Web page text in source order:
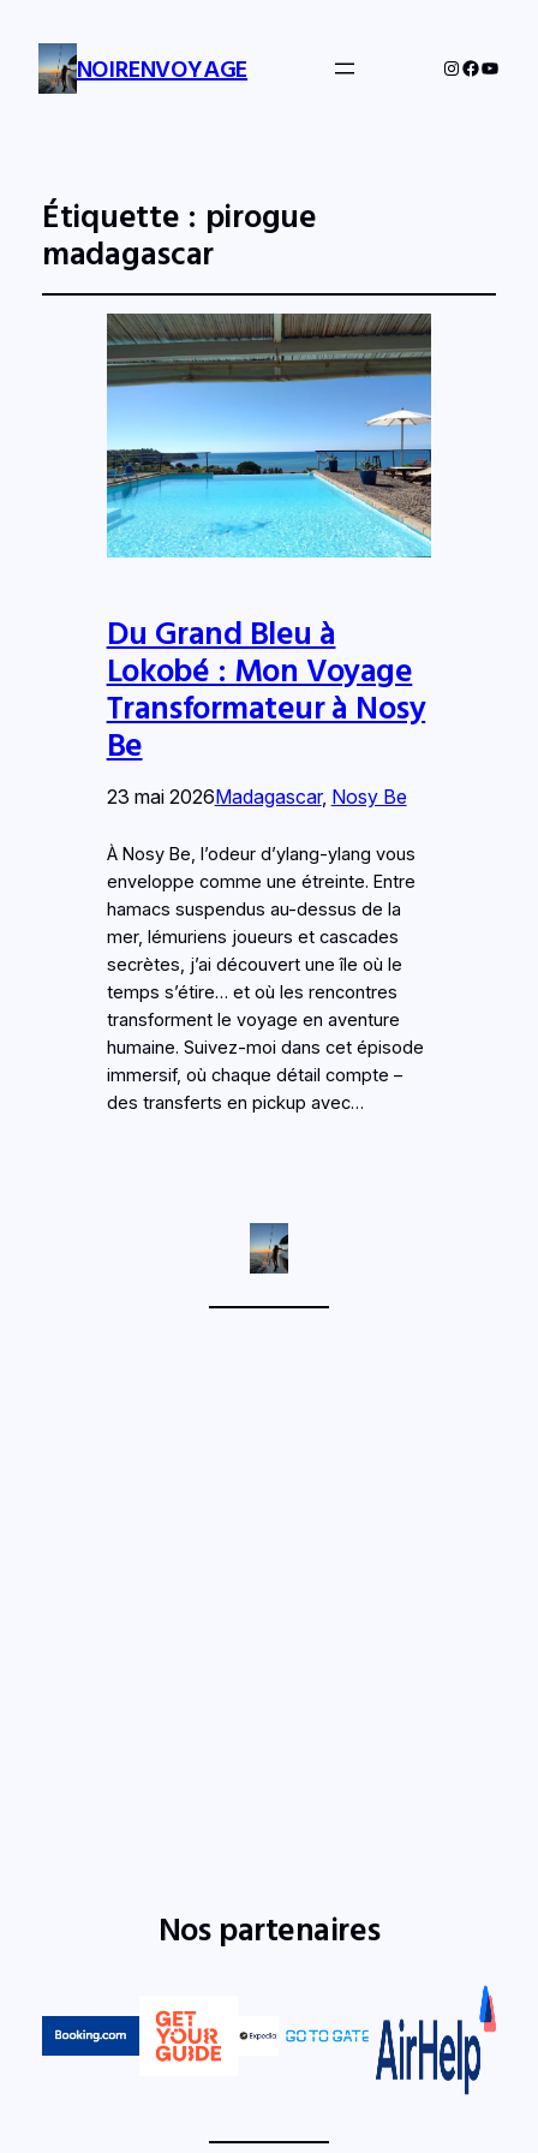
NOIRENVOYAGE Instagram
Étiquette : pirogue
madagascar
Du Grand Bleu à
Lokobé : Mon Voyage
Transformateur à Nosy
Be
23 mai 2026Madagascar, Nosy Be
À Nosy Be, l’odeur d’ylang-ylang vous
enveloppe comme une étreinte. Entre
hamacs suspendus au-dessus de la
mer, lémuriens joueurs et cascades
secrètes, j’ai découvert une île où le
temps s’étire… et où les rencontres
transforment le voyage en aventure
humaine. Suivez-moi dans cet épisode
immersif, où chaque détail compte –
des transferts en pickup avec…
Nos partenaires